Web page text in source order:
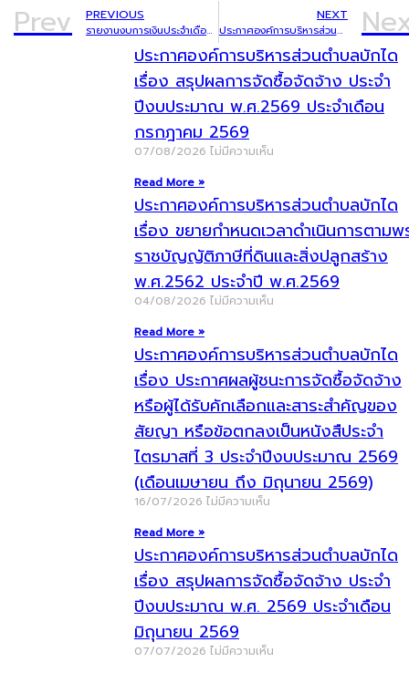
Prev PREVIOUS
รายงานงบการเงินประจำเดือน มกราคม 2569
NEXT
ประกาศองค์การบริหารส่วนตำบลบักได เรื่อง การโอนเงินงบประมาณรายจ่ายประจำปีงบประมาณ พ.ศ.2569 ครั้งที่ 1/2569
ประกาศองค์การบริหารส่วนตำบลบักได
เรื่อง สรุปผลการจัดซื้อจัดจ้าง ประจำ
ปีงบประมาณ พ.ศ.2569 ประจำเดือน
กรกฎาคม 2569
07/08/2026 ไม่มีความเห็น
Read More »
ประกาศองค์การบริหารส่วนตำบลบักได
เรื่อง ขยายกำหนดเวลาดำเนินการตามพ
ราชบัญญัติภาษีที่ดินและสิ่งปลูกสร้าง
พ.ศ.2562 ประจำปี พ.ศ.2569
04/08/2026 ไม่มีความเห็น
Read More »
ประกาศองค์การบริหารส่วนตำบลบักได
เรื่อง ประกาศผลผู้ชนะการจัดซื้อจัดจ้าง
หรือผู้ได้รับคักเลือกและสาระสำคัญของ
สัยญา หรือข้อตกลงเป็นหนังสืประจำ
ไตรมาสที่ 3 ประจำปีงบประมาณ 2569
(เดือนเมษายน ถึง มิถุนายน 2569)
16/07/2026 ไม่มีความเห็น
Read More »
ประกาศองค์การบริหารส่วนตำบลบักได
เรื่อง สรุปผลการจัดซื้อจัดจ้าง ประจำ
ปีงบประมาณ พ.ศ. 2569 ประจำเดือน
มิถุนายน 2569
07/07/2026 ไม่มีความเห็น